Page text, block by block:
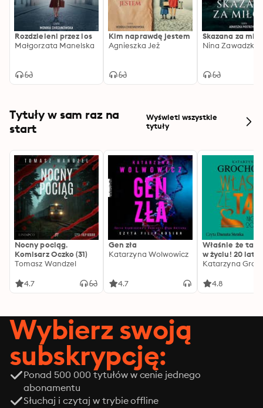
Rozdzieleni przez los
Małgorzata Manelska
Kim naprawdę jestem
Agnieszka Jeż
Skazana za
Nina Zawadzka
Tytuły w sam raz na
start
Wyświetl wszystkie
tytuły
Nocny pociąg.
Komisarz Oczko (31)
Tomasz Wandzel
4.7
Gen zła
Katarzyna Wolwowicz
4.7
Właśnie że tak!
w życiu! 20 lat
Katarzyna
4.8
Wybierz swoją
subskrypcję:
Ponad 500 000 tytułów w cenie jednego
abonamentu
Słuchaj i czytaj w trybie offline